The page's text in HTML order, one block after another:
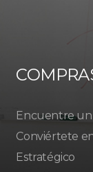
Encuentre
Conviértete
Estratégico